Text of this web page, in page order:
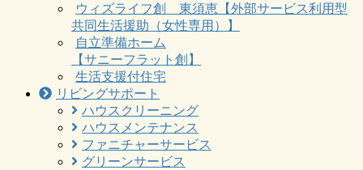
ウィズライフ創 東須恵【外部サービス利用型
共同生活援助（女性専用）】
自立準備ホーム
【サニーフラット創】
生活支援付住宅
リビングサポート
ハウスクリーニング
ハウスメンテナンス
ファニチャーサービス
グリーンサービス